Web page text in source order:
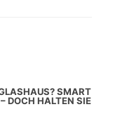
SMART
DOCH HALTEN SIE